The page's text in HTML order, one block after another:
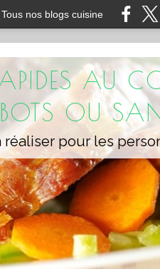
Tous nos blogs cuisine
AU
OU